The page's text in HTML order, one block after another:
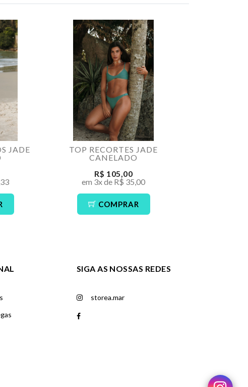
JADE
TOP RECORTES JADE
CANELADO
R$ 105,00
em 3x de R$ 35,00
COMPRAR
SIGA AS NOSSAS REDES
storea.mar